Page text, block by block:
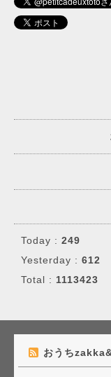
Today : 249
Yesterday : 612
Total : 1113423
おうち